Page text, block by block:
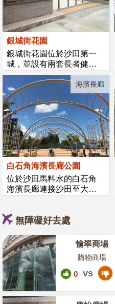
銀城街花園
銀城街花園位於沙田第一
城，並設有兩套長者健體
設施;...
海濱長廊
白石角海濱長廊公園
位於沙田馬料水的白石角
海濱長廊連接沙田至大埔
無障礙好去處
愉翠商場
購物商場
0 vs